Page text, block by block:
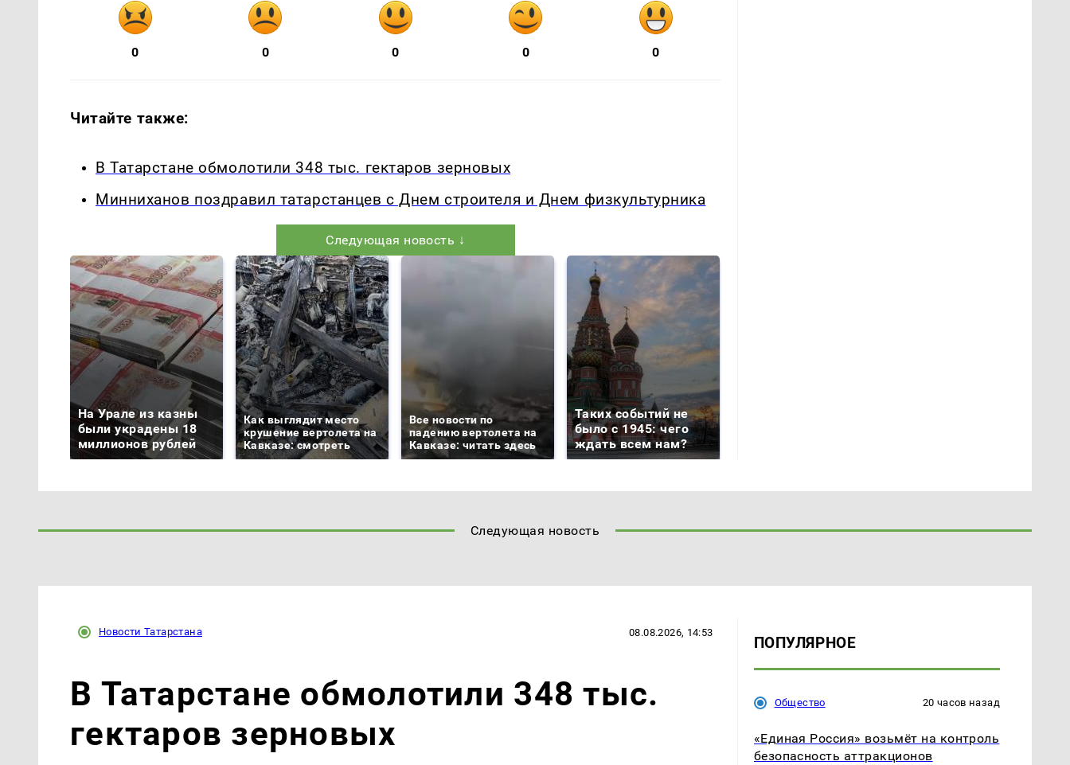
0 0 0 0 0
Читайте также:
В Татарстане обмолотили 348 тыс. гектаров зерновых
Минниханов поздравил татарстанцев с Днем строителя и Днем физкультурника
Следующая новость ↓
На Урале из казны
были украдены 18
миллионов рублей
Как выглядит место
крушение вертолета на
Кавказе: смотреть
Все новости по
падению вертолета на
Кавказе: читать здесь
Таких событий не
было с 1945: чего
ждать всем нам?
Следующая новость
Новости Татарстана 08.08.2026, 14:53
В Татарстане обмолотили 348 тыс.
гектаров зерновых
ПОПУЛЯРНОЕ
Общество 20 часов назад
«Единая Россия» возьмёт на контроль
безопасность аттракционов